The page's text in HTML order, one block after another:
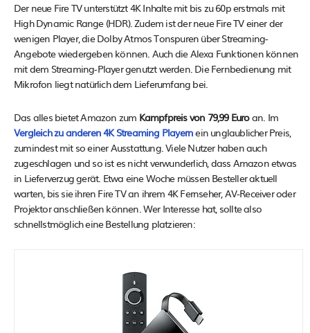
Der neue Fire TV unterstützt 4K Inhalte mit bis zu 60p erstmals mit
High Dynamic Range (HDR). Zudem ist der neue Fire TV einer der
wenigen Player, die Dolby Atmos Tonspuren über Streaming-
Angebote wiedergeben können. Auch die Alexa Funktionen können
mit dem Streaming-Player genutzt werden. Die Fernbedienung mit
Mikrofon liegt natürlich dem Lieferumfang bei.
Das alles bietet Amazon zum Kampfpreis von 79,99 Euroan. Im
Vergleich zu anderen 4K Streaming Playernein unglaublicher Preis,
zumindest mit so einer Ausstattung. Viele Nutzer haben auch
zugeschlagen und so ist es nicht verwunderlich, dass Amazon etwas
in Lieferverzug gerät. Etwa eine Woche müssen Besteller aktuell
warten, bis sie ihren Fire TV an ihrem 4K Fernseher, AV-Receiver oder
Projektor anschließen können. Wer Interesse hat, sollte also
schnellstmöglich eine Bestellung platzieren: